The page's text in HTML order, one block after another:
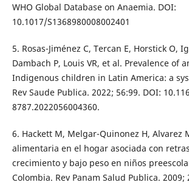
WHO Global Database on Anaemia. DOI:
10.1017/S1368980008002401
5. Rosas-Jiménez C, Tercan E, Horstick O,
Dambach P, Louis VR, et al. Prevalence of
Indigenous children in Latin America: a
Rev Saude Publica. 2022; 56:99. DOI:
8787.2022056004360.
6. Hackett M, Melgar-Quinonez H, Alvarez
alimentaria en el hogar asociada con
crecimiento y bajo peso en niños
Colombia. Rev Panam Salud Publica. 2009;